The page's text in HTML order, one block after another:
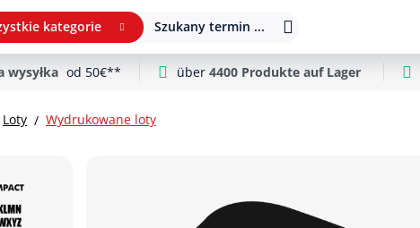
kategorie Szukany termin ...
wysyłka od 50€** über 4400 Produkte auf Lager
Loty Wydrukowane loty